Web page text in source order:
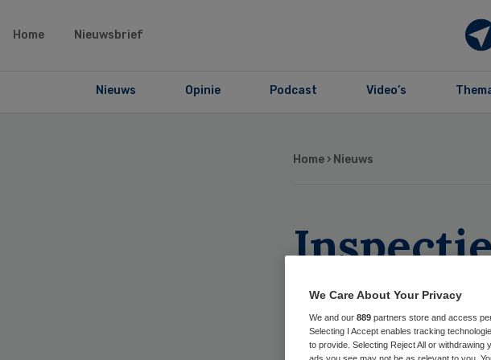
Home Nieuwsbrief
Nieuws Opinie Podcast Video’s
Home › Nieuws
Lentis
We Care About Your Privacy
We and our 889 partners store and access
Selecting I Accept enables tracking
to provide. Selecting Reject All or
ads you see may not be as relevant to you.